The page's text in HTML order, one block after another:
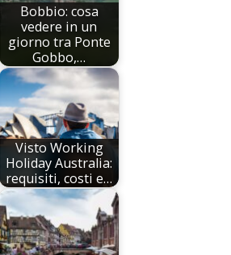
Bobbio: cosa
vedere in un
giorno tra Ponte
Gobbo,…
Visto Working
Holiday Australia:
requisiti, costi e…